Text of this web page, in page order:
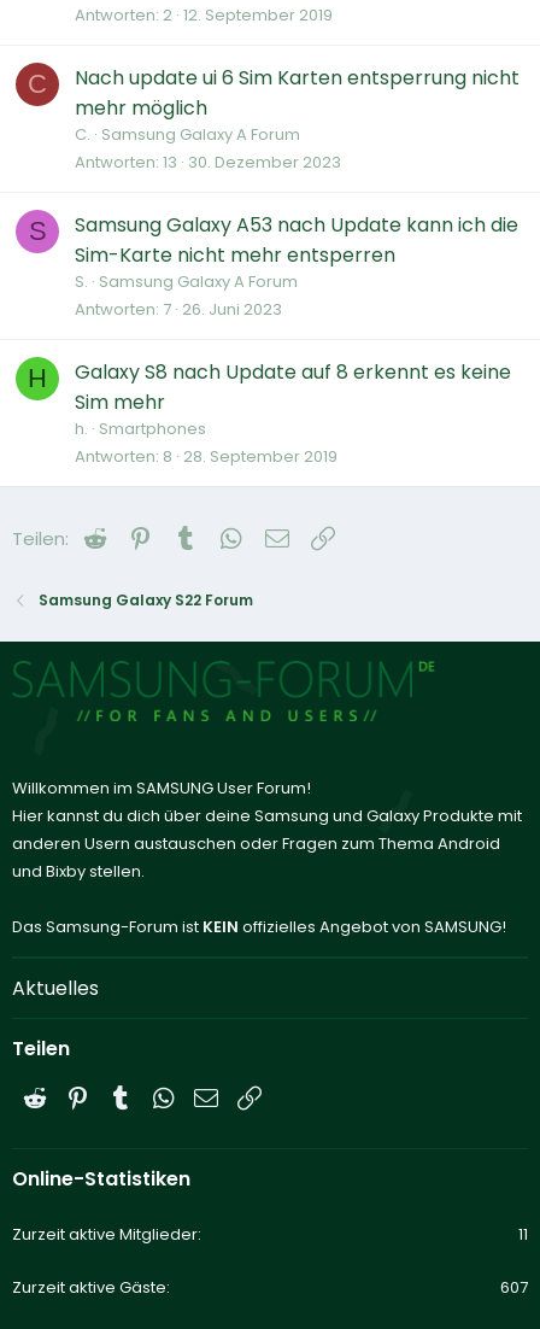
Antworten 2 12. September 2019
C
Nach update ui 6 Sim Karten entsperrung nicht
mehr möglich
C. Samsung Galaxy A Forum
Antworten 13 30. Dezember 2023
S
Samsung Galaxy A53 nach Update kann ich die
Sim-Karte nicht mehr entsperren
S. Samsung Galaxy A Forum
Antworten 7 26. Juni 2023
H
Galaxy S8 nach Update auf 8 erkennt es keine
Sim mehr
h. Smartphones
Antworten 8 28. September 2019
Teilen: Reddit Pinterest
Tumblr WhatsApp
E-Mail
Samsung Galaxy S22 Forum
Willkommen im SAMSUNG User Forum!
Hier kannst du dich über deine Samsung und Galaxy Produkte mit
anderen Usern austauschen oder Fragen zum Thema Android
und Bixby stellen.
Das Samsung-Forum ist KEIN offizielles Angebot von SAMSUNG!
Aktuelles
Teilen
Reddit PinterestTumblrWhatsApp
E-Mail
Online-Statistiken
Zurzeit aktive Mitglieder 11
Zurzeit aktive Gäste 607